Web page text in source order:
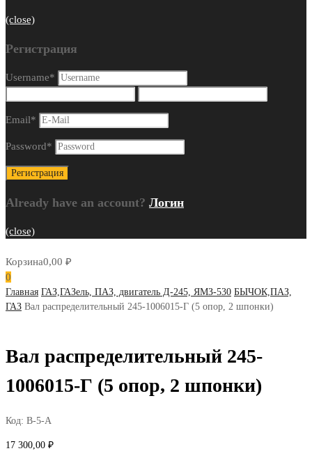
(close)
Регистрация
Username*
Email*
Password*
Already have an account? Логин
(close)
Корзина0,00 ₽
0
Главная ГАЗ,ГАЗель, ПАЗ, двигатель Д-245, ЯМЗ-530 БЫЧОК,ПАЗ,
ГАЗ Вал распределительный 245-1006015-Г (5 опор, 2 шпонки)
Вал распределительный 245-
1006015-Г (5 опор, 2 шпонки)
Код: В-5-А
17 300,00 ₽